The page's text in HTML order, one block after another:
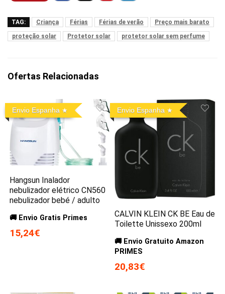
TAG: Criança Férias Férias de verão
Preço mais barato
proteção solar
Protetor solar protetor solar sem perfume
Ofertas Relacionadas
Envio Espanha
Hangsun Inalador
nebulizador elétrico CN560
nebulizador bebé / adulto
🚚 Envio Gratis Primes
15,24€
Envio Espanha
CALVIN KLEIN CK BE Eau de
Toilette Unissexo 200ml
🚚 Envio Gratuito Amazon
PRIMES
20,83€